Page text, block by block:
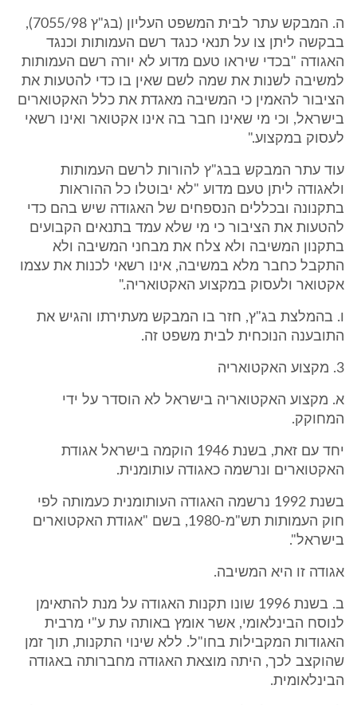
ה. המבקש עתר לבית המשפט העליון (בג"ץ 7055/98),
בבקשה ליתן צו על תנאי כנגד רשם העמותות וכנגד
האגודה "בכדי שיראו טעם מדוע לא יורה רשם העמותות
למשיבה לשנות את שמה לשם שאין בו כדי להטעות את
הציבור להאמין כי המשיבה מאגדת את כלל האקטוארים
בישראל, וכי מי שאינו חבר בה אינו אקטואר ואינו רשאי
לעסוק במקצוע."
עוד עתר המבקש בבג"ץ להורות לרשם העמותות
ולאגודה ליתן טעם מדוע "לא יבוטלו כל ההוראות
בתקנונה ובכללים הנספחים של האגודה שיש בהם כדי
להטעות את הציבור כי מי שלא עמד בתנאים הקבועים
בתקנון המשיבה ולא צלח את מבחני המשיבה ולא
התקבל כחבר מלא במשיבה, אינו רשאי לכנות את עצמו
אקטואר ולעסוק במקצוע האקטואריה."
ו. בהמלצת בג"ץ, חזר בו המבקש מעתירתו והגיש את
התובענה הנוכחית לבית משפט זה.
3. מקצוע האקטואריה
א. מקצוע האקטואריה בישראל לא הוסדר על ידי
המחוקק.
יחד עם זאת, בשנת 1946 הוקמה בישראל אגודת
האקטוארים ונרשמה כאגודה עותומנית.
בשנת 1992 נרשמה האגודה העותומנית כעמותה לפי
חוק העמותות תש"מ-1980, בשם "אגודת האקטוארים
בישראל".
אגודה זו היא המשיבה.
ב. בשנת 1996 שונו תקנות האגודה על מנת להתאימן
לנוסח הבינלאומי, אשר אומץ באותה עת ע"י מרבית
האגודות המקבילות בחו"ל. ללא שינוי התקנות, תוך זמן
שהוקצב לכך, היתה מוצאת האגודה מחברותה באגודה
הבינלאומית.